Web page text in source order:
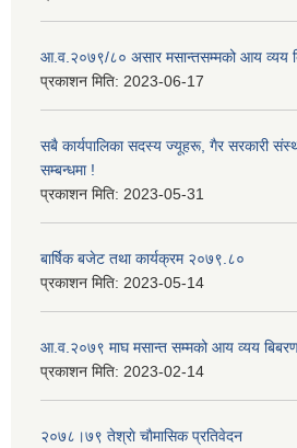
आ.व.२०७९/८० असार मसान्तसम्मको आय व्यय
प्रकाशन मिति: 2023-06-17
सबै कार्यपालिका सदस्य ज्यूहरू, गैर सरकारी
सम्बन्धमा !
प्रकाशन मिति: 2023-05-31
बार्षिक बजेट तथा कार्यक्रम २०७९.८०
प्रकाशन मिति: 2023-05-14
आ.व.२०७९ माघ मसान्त सम्मको आय व्यय
प्रकाशन मिति: 2023-02-14
२०७८।७९ तेश्राे चाैमासिक प्रतिवेदन